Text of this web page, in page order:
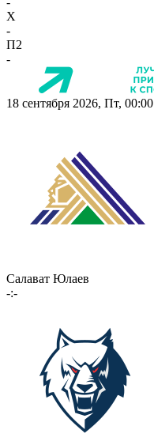
X
-
П2
-
18 сентября 2026, Пт, 00:00
Салават Юлаев
-:-